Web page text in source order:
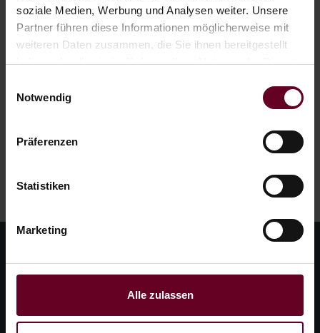
soziale Medien, Werbung und Analysen weiter. Unsere
Partner führen diese Informationen möglicherweise mit
weiteren Daten zusammen, die Sie ihnen bereitgestellt
haben oder die sie im Rahmen Ihrer Nutzung der Dienste
Notwendig
Präferenzen
Statistiken
Marketing
Alle zulassen
erhalten unsere Antwort umgehend per E-
Mail.